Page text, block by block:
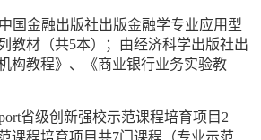
国金融出版社出版金融学专业应用型
教材（共5本）；由经济科学出版社出
构教程》、《商业银行业务实验教
省级创新强校示范课程培育项目2
课程培育项目共7门课程（专业示范